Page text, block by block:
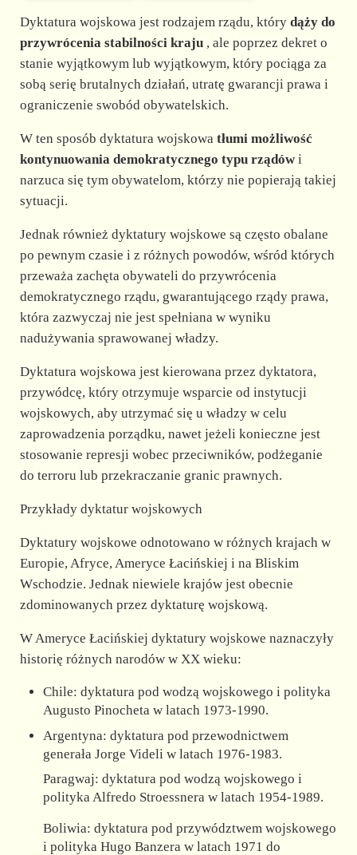
Dyktatura wojskowa jest rodzajem rządu, który dąży do
przywrócenia stabilności kraju, ale poprzez dekret o
stanie wyjątkowym lub wyjątkowym, który pociąga za
sobą serię brutalnych działań, utratę gwarancji prawa i
ograniczenie swobód obywatelskich.
W ten sposób dyktatura wojskowa tłumi możliwość
kontynuowania demokratycznego typu rządówi
narzuca się tym obywatelom, którzy nie popierają takiej
sytuacji.
Jednak również dyktatury wojskowe są często obalane
po pewnym czasie i z różnych powodów, wśród których
przeważa zachęta obywateli do przywrócenia
demokratycznego rządu, gwarantującego rządy prawa,
która zazwyczaj nie jest spełniana w wyniku
nadużywania sprawowanej władzy.
Dyktatura wojskowa jest kierowana przez dyktatora,
przywódcę, który otrzymuje wsparcie od instytucji
wojskowych, aby utrzymać się u władzy w celu
zaprowadzenia porządku, nawet jeżeli konieczne jest
stosowanie represji wobec przeciwników, podżeganie
do terroru lub przekraczanie granic prawnych.
Przykłady dyktatur wojskowych
Dyktatury wojskowe odnotowano w różnych krajach w
Europie, Afryce, Ameryce Łacińskiej i na Bliskim
Wschodzie. Jednak niewiele krajów jest obecnie
zdominowanych przez dyktaturę wojskową.
W Ameryce Łacińskiej dyktatury wojskowe naznaczyły
historię różnych narodów w XX wieku:
Chile: dyktatura pod wodzą wojskowego i polityka
Augusto Pinocheta w latach 1973-1990.
Argentyna: dyktatura pod przewodnictwem
generała Jorge Videli w latach 1976-1983.
Paragwaj: dyktatura pod wodzą wojskowego i
polityka Alfredo Stroessnera w latach 1954-1989.
Boliwia: dyktatura pod przywództwem wojskowego
i polityka Hugo Banzera w latach 1971 do